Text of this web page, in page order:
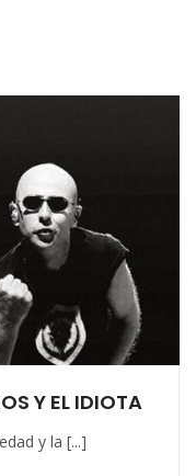
Y EL IDIOTA
y la [...]